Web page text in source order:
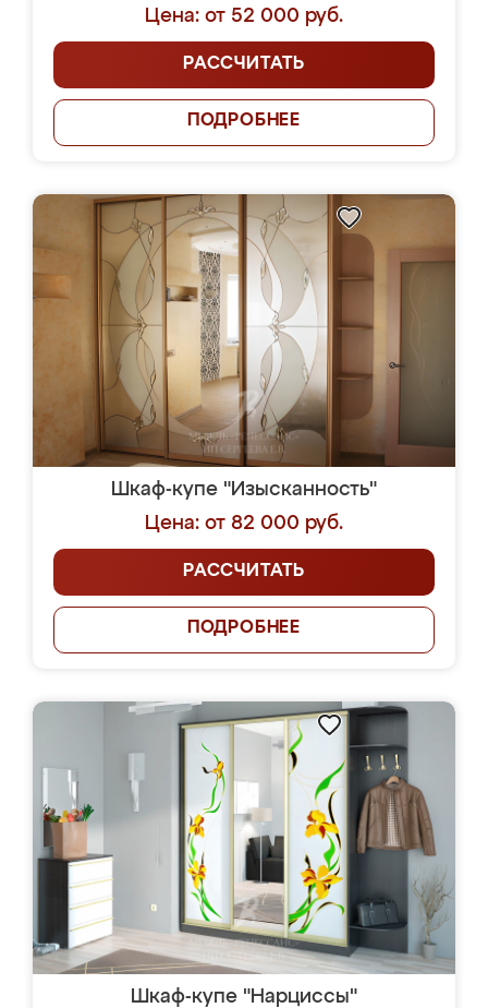
Цена: от 52 000 руб.
РАССЧИТАТЬ
ПОДРОБНЕЕ
Шкаф-купе "Изысканность"
Цена: от 82 000 руб.
РАССЧИТАТЬ
ПОДРОБНЕЕ
Шкаф-купе "Нарциссы"